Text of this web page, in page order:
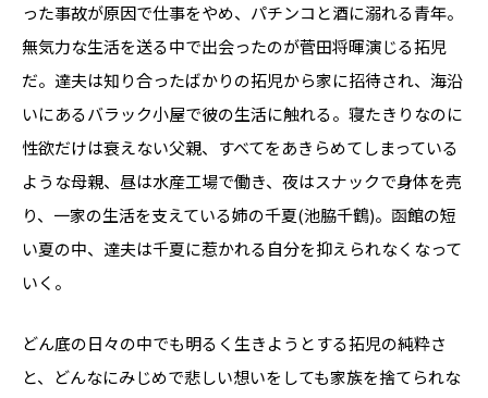
った事故が原因で仕事をやめ、パチンコと酒に溺れる青年。
無気力な生活を送る中で出会ったのが菅田将暉演じる拓児
だ。達夫は知り合ったばかりの拓児から家に招待され、海沿
いにあるバラック小屋で彼の生活に触れる。寝たきりなのに
性欲だけは衰えない父親、すべてをあきらめてしまっている
ような母親、昼は水産工場で働き、夜はスナックで身体を売
り、一家の生活を支えている姉の千夏(池脇千鶴)。函館の短
い夏の中、達夫は千夏に惹かれる自分を抑えられなくなって
いく。
どん底の日々の中でも明るく生きようとする拓児の純粋さ
と、どんなにみじめで悲しい想いをしても家族を捨てられな